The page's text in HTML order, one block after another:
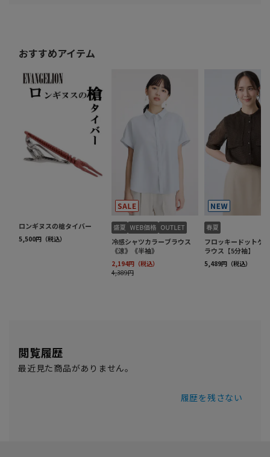
閲覧履歴
最近見た商品がありません。
履歴を残さない